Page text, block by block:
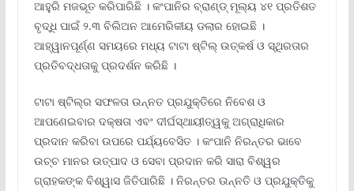
ଆହୁରି ମଜଭୂତ କରିପାରିଛି । କଂପାନିର ବ୍ରାଣ୍ଡ୍ ମୂଲ୍ୟ ୪୧ ପ୍ରତିଶତ
ବୃଦ୍ଧି ପାଇଁ ୨.୩ ବିଲିଅନ ଆମେରିକୀୟ ଡଲାର ହୋଇଛି ।
ଆହ୍ୱାନପୂର୍ଣ୍ଣ ସମୟରେ ମଧ୍ୟ ଟାଟା ଷ୍ଟିଲ୍ ଉତ୍କର୍ଷ ଓ ସ୍ଥିରତାର
ପ୍ରତିବଦ୍ଧତାକୁ ପ୍ରଦର୍ଶନ କରିଛି ।
ଟାଟା ଷ୍ଟିଲ୍‌ର ସଫଳତା ଉନ୍ନତ ପ୍ରଯୁକ୍ତିରେ ନିବେଶ ଓ
ଆପଣେଇବାର ଦକ୍ଷତା ଏବଂ ଦୀର୍ଘସ୍ଥାୟୀତ୍ୱକୁ ଅଗ୍ରାଧିକାର
ପ୍ରଦାନ କରିବା ଉପରେ ପର୍ଯ୍ୟବେସିତ । କଂପାନି ନିରନ୍ତର ଭାବେ
ଉଚ୍ଚ ମାନର ଉତ୍ପାଦ ଓ ସେବା ପ୍ରଦାନ କରି ସାରା ବିଶ୍ୱର
ଗ୍ରାହକଙ୍କ ବିଶ୍ୱାସ ଜିତିପାରିଛି । ନିରନ୍ତର ଉନ୍ନତି ଓ ପ୍ରଯୁକ୍ତିକୁ